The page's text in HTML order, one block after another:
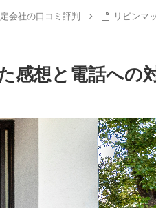
会社の口コミ評判 リビンマ
感想と電話への